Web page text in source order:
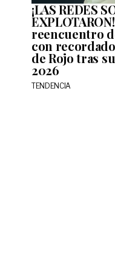
¡LAS REDES
reencuentro
con
de Rojo tras
2026
TENDENCIA